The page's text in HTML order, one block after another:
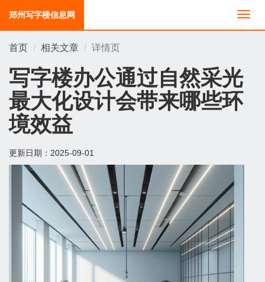
切
换
郑州写字楼信息网
首页 相关文章 详情页
写字楼办公通过自然采光
最大化设计会带来哪些环
境效益
更新日期： 2025-09-01